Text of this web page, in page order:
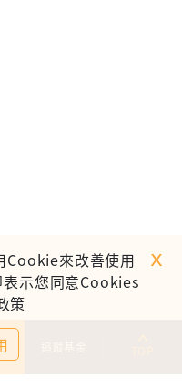
Cookie來改善使用
示您同意Cookies
策
ｘ